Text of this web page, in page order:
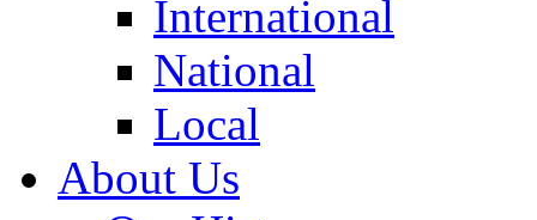
International
National
Local
About Us